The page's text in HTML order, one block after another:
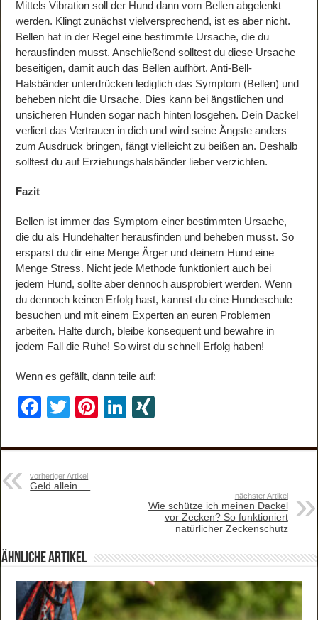
Mittels Vibration soll der Hund dann vom Bellen abgelenkt
werden. Klingt zunächst vielversprechend, ist es aber nicht.
Bellen hat in der Regel eine bestimmte Ursache, die du
herausfinden musst. Anschließend solltest du diese Ursache
beseitigen, damit auch das Bellen aufhört. Anti-Bell-
Halsbänder unterdrücken lediglich das Symptom (Bellen) und
beheben nicht die Ursache. Dies kann bei ängstlichen und
unsicheren Hunden sogar nach hinten losgehen. Dein Dackel
verliert das Vertrauen in dich und wird seine Ängste anders
zum Ausdruck bringen, fängt vielleicht zu beißen an. Deshalb
solltest du auf Erziehungshalsbänder lieber verzichten.
Fazit
Bellen ist immer das Symptom einer bestimmten Ursache,
die du als Hundehalter herausfinden und beheben musst. So
ersparst du dir eine Menge Ärger und deinem Hund eine
Menge Stress. Nicht jede Methode funktioniert auch bei
jedem Hund, sollte aber dennoch ausprobiert werden. Wenn
du dennoch keinen Erfolg hast, kannst du eine Hundeschule
besuchen und mit einem Experten an euren Problemen
arbeiten. Halte durch, bleibe konsequent und bewahre in
jedem Fall die Ruhe! So wirst du schnell Erfolg haben!
Wenn es gefällt, dann teile auf:
F
c
e
b
k
T
tt
er
Pi
er
Li
k
G
vorheriger Artikel
Geld allein …
nächster Artikel
Wie schütze ich meinen Dackel
vor Zecken? So funktioniert
natürlicher Zeckenschutz
ähnliche Artikel